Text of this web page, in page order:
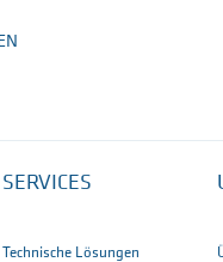
SERVICES
Technische Lösungen